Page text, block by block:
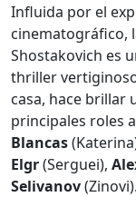
Influida por el
cinematográfico,
Shostakovich es
thriller
casa, hace brillar
principales roles a
Blancas
Elgr(Serguei),
Selivanov(Zinovi).